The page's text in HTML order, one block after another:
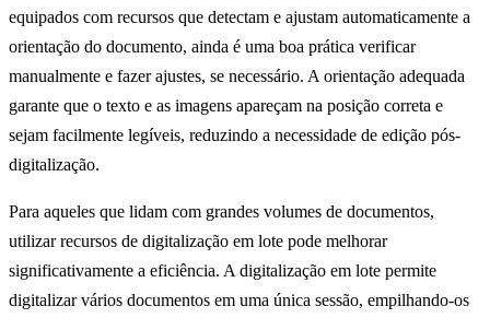
equipados com recursos que detectam e ajustam automaticamente a
orientação do documento, ainda é uma boa prática verificar
manualmente e fazer ajustes, se necessário. A orientação adequada
garante que o texto e as imagens apareçam na posição correta e
sejam facilmente legíveis, reduzindo a necessidade de edição pós-
digitalização.
Para aqueles que lidam com grandes volumes de documentos,
utilizar recursos de digitalização em lote pode melhorar
significativamente a eficiência. A digitalização em lote permite
digitalizar vários documentos em uma única sessão, empilhando-os